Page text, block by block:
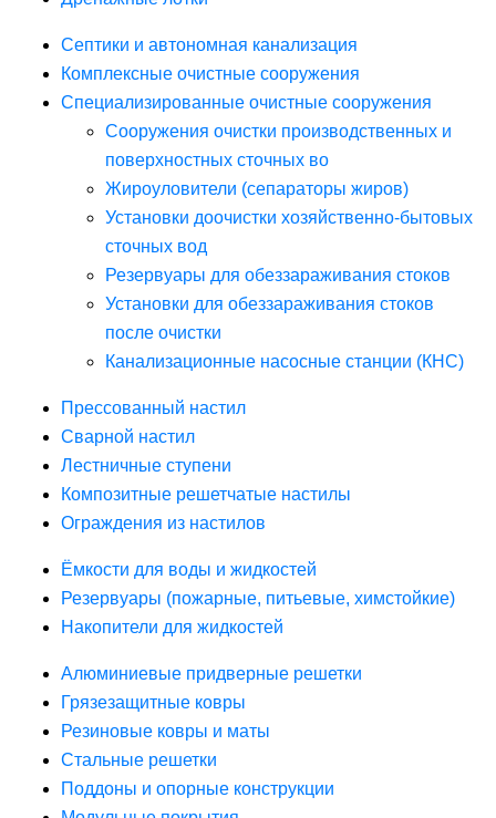
Септики и автономная канализация
Комплексные очистные сооружения
Специализированные очистные сооружения
Сооружения очистки производственных и
поверхностных сточных во
Жироуловители (сепараторы жиров)
Установки доочистки хозяйственно-бытовых
сточных вод
Резервуары для обеззараживания стоков
Установки для обеззараживания стоков
после очистки
Канализационные насосные станции (КНС)
Прессованный настил
Сварной настил
Лестничные ступени
Композитные решетчатые настилы
Ограждения из настилов
Ёмкости для воды и жидкостей
Резервуары (пожарные, питьевые, химстойкие)
Накопители для жидкостей
Алюминиевые придверные решетки
Грязезащитные ковры
Резиновые ковры и маты
Стальные решетки
Поддоны и опорные конструкции